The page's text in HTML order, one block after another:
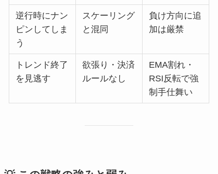
逆行時にナン
ピンしてしま
う
スケーリング
と混同
負け方向に追
加は厳禁
トレンド終了
を見逃す
欲張り・決済
ルールなし
EMA割れ・
RSI反転で強
制手仕舞い